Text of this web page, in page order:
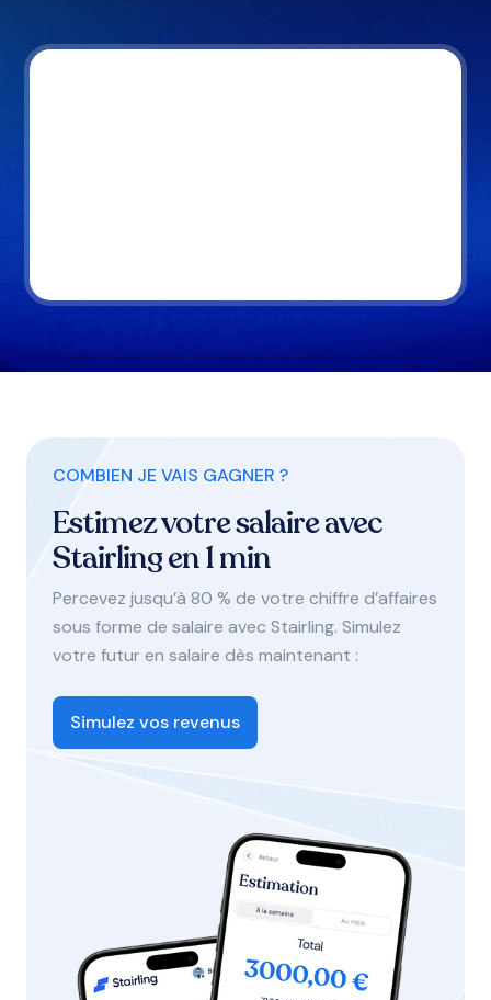
COMBIEN JE VAIS GAGNER ?
Estimez votre salaire avec
Stairling en 1 min
Percevez jusqu’à 80 % de votre chiffre d’affaires
sous forme de salaire avec Stairling. Simulez
votre futur en salaire dès maintenant :
Simulez vos revenus